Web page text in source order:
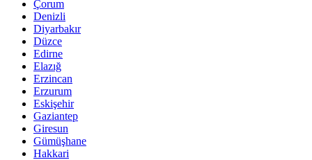
Çorum
Denizli
Diyarbakır
Düzce
Edirne
Elazığ
Erzincan
Erzurum
Eskişehir
Gaziantep
Giresun
Gümüşhane
Hakkari